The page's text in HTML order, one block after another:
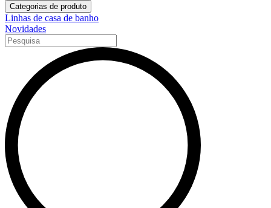
Categorias de produto
Linhas de casa de banho
Novidades